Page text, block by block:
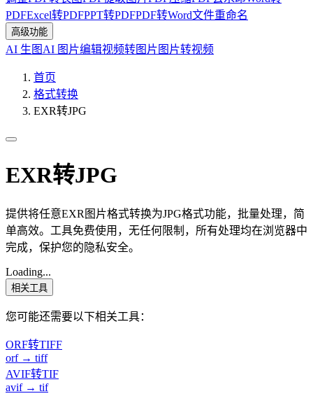
PDFExcel转PDFPPT转PDFPDF转Word文件重命名
高级功能
AI 生图 AI 图片编辑视频转图片 图片转视频
首页
格式转换
EXR转JPG
EXR转JPG
提供将任意EXR图片格式转换为JPG格式功能，批量处理，简
单高效。工具免费使用，无任何限制，所有处理均在浏览器中
完成，保护您的隐私安全。
Loading...
相关工具
您可能还需要以下相关工具：
ORF转TIFF
orf → tiff
AVIF转TIF
avif → tif